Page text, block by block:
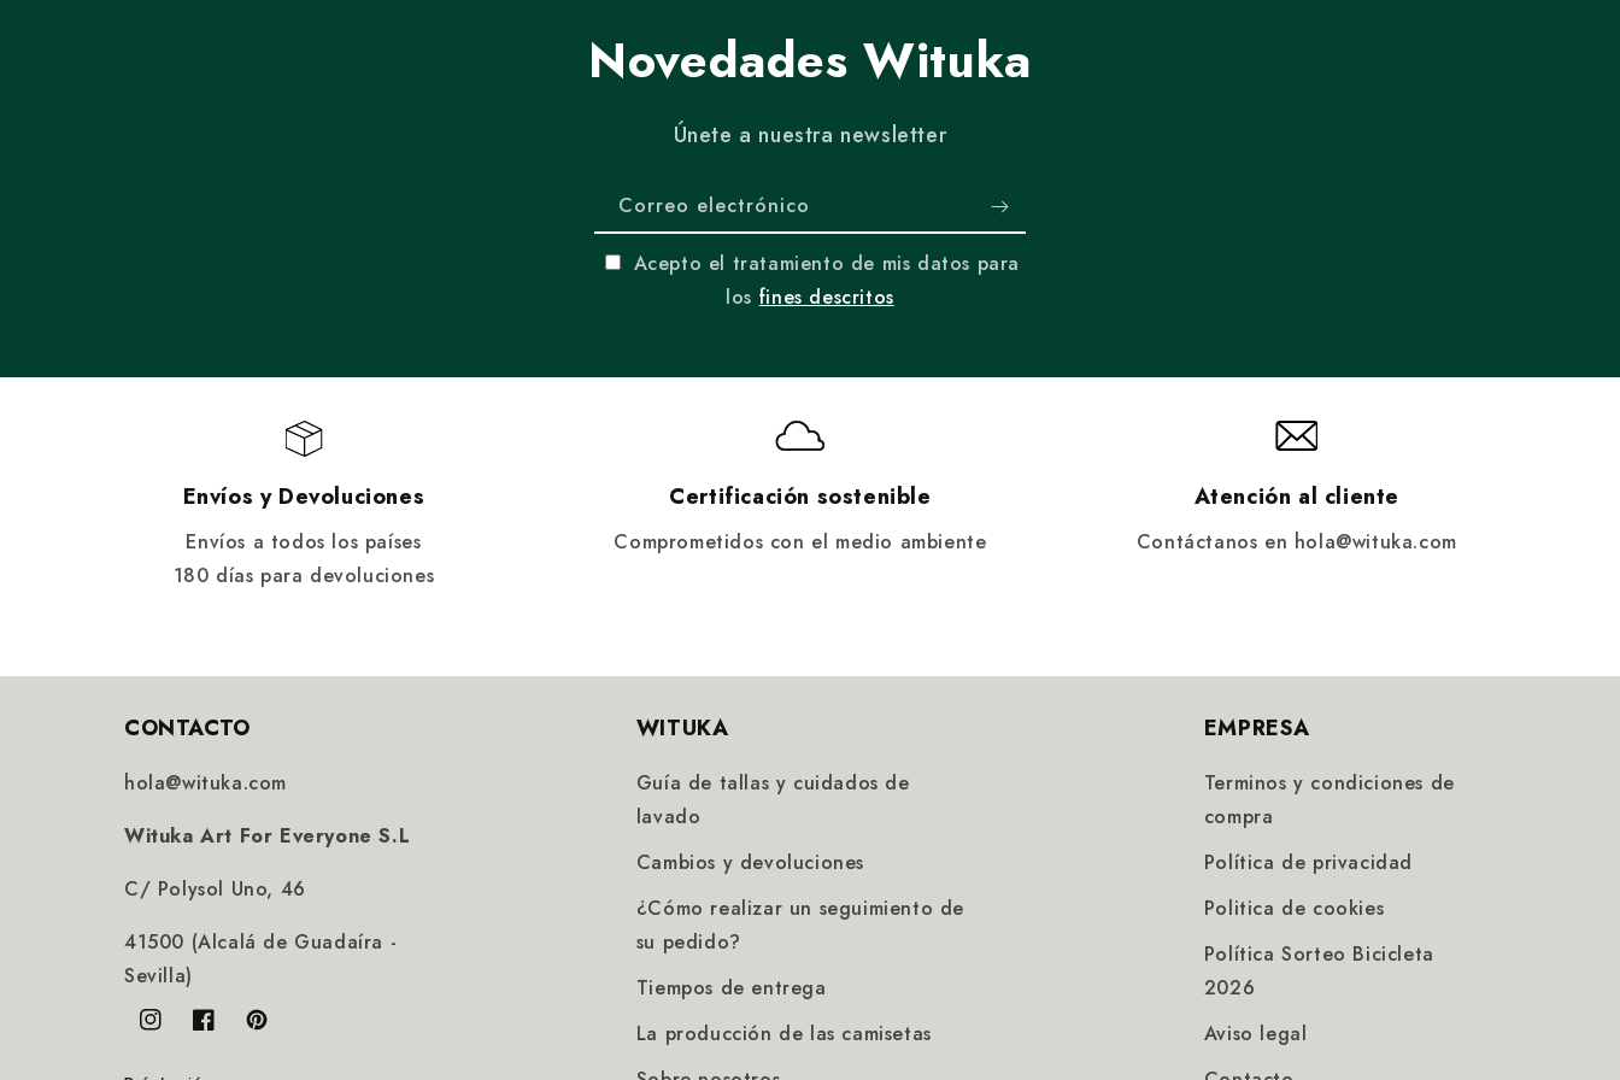
Novedades Wituka
Únete a nuestra newsletter
Correo electrónico
Acepto el tratamiento de mis datos para
los fines descritos
Envíos y Devoluciones
Envíos a todos los países
180 días para devoluciones
Certificación sostenible
Comprometidos con el medio ambiente
Atención al cliente
Contáctanos en hola@wituka.com
CONTACTO
hola@wituka.com
Wituka Art For Everyone S.L
C/ Polysol Uno, 46
41500 (Alcalá de Guadaíra -
Sevilla)
InstagramFacebookPinterest
WITUKA
Guía de tallas y cuidados de
lavado
Cambios y devoluciones
¿Cómo realizar un seguimiento de
su pedido?
Tiempos de entrega
La producción de las camisetas
EMPRESA
Terminos y condiciones de
compra
Política de privacidad
Politica de cookies
Política Sorteo Bicicleta
2026
Aviso legal